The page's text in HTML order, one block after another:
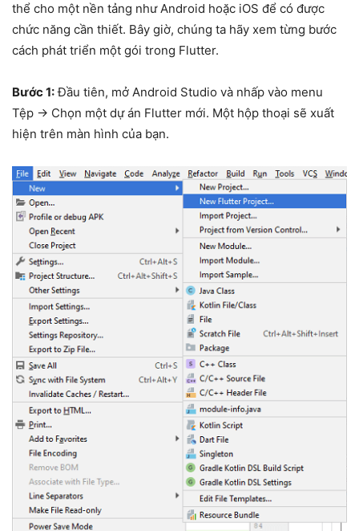
thể cho một nền tảng như Android hoặc iOS để có được
chức năng cần thiết. Bây giờ, chúng ta hãy xem từng bước
cách phát triển một gói trong Flutter.
Bước 1:Đầu tiên, mở Android Studio và nhấp vào menu
Tệp -> Chọn một dự án Flutter mới. Một hộp thoại sẽ xuất
hiện trên màn hình của bạn.